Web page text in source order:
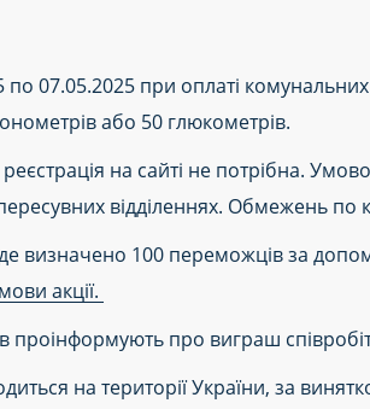
по 07.05.2025 при оплаті
або 50 глюкометрів.
на сайті не потрібна.
відділеннях. Обмежень по
визначено 100 переможців за
акції.
проінформують про виграш
на території України, за